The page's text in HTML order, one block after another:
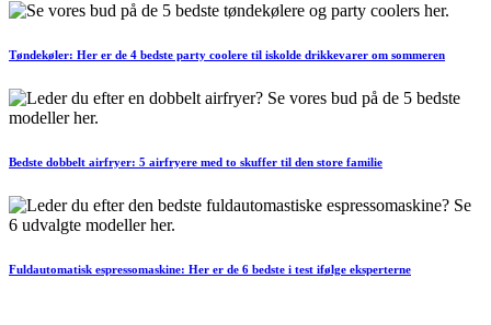
Tøndekøler: Her er de 4 bedste party coolere til iskolde drikkevarer om sommeren
Bedste dobbelt airfryer: 5 airfryere med to skuffer til den store familie
Fuldautomatisk espressomaskine: Her er de 6 bedste i test ifølge eksperterne